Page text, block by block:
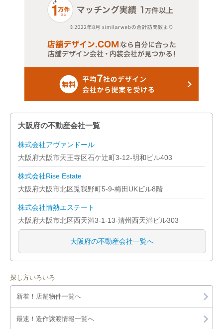
大阪府の不動産会社一覧
株式会社アヴァンドール
大阪府大阪市天王寺区石ケ辻町3-12-明和ビル403
株式会社Rise Estate
大阪府大阪市北区兎我野町5-9-梅田UKビル8階
株式会社情熱エステート
大阪府大阪市北区西天満3-1-13-清州西天満ビル303
大阪府の不動産会社一覧へ
探し方いろいろ
新着！店舗物件一覧へ
最速！造作譲渡情報一覧へ